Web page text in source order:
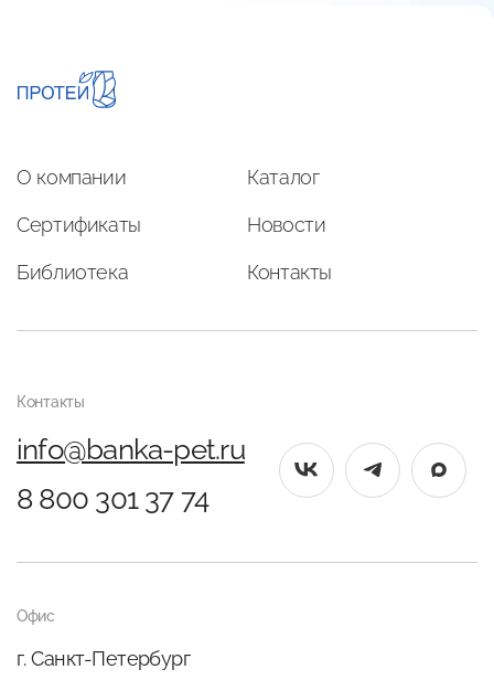
О компании Каталог
Сертификаты Новости
Библиотека Контакты
Контакты
info@banka-pet.ru
8 800 301 37 74
Офис
г. Санкт-Петербург